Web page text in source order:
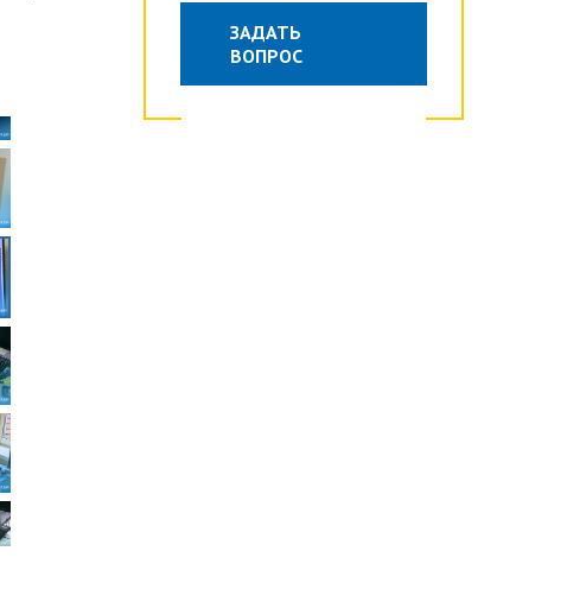
ЗАДАТЬ
ВОПРОС